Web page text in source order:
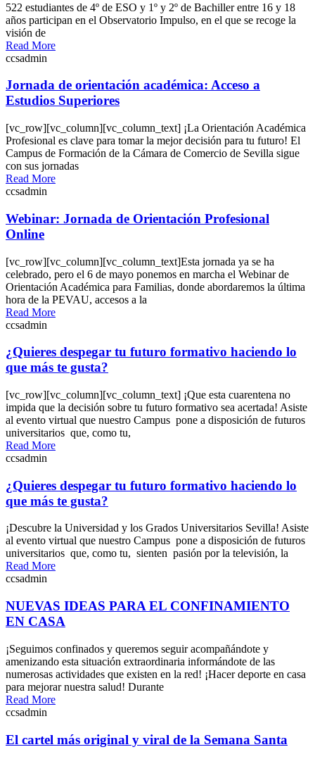
522 estudiantes de 4º de ESO y 1º y 2º de Bachiller entre 16 y 18
años participan en el Observatorio Impulso, en el que se recoge la
visión de
Read More
ccsadmin
Jornada de orientación académica: Acceso a
Estudios Superiores
[vc_row][vc_column][vc_column_text] ¡La Orientación Académica
Profesional es clave para tomar la mejor decisión para tu futuro! El
Campus de Formación de la Cámara de Comercio de Sevilla sigue
con sus jornadas
Read More
ccsadmin
Webinar: Jornada de Orientación Profesional
Online
[vc_row][vc_column][vc_column_text]Esta jornada ya se ha
celebrado, pero el 6 de mayo ponemos en marcha el Webinar de
Orientación Académica para Familias, donde abordaremos la última
hora de la PEVAU, accesos a la
Read More
ccsadmin
¿Quieres despegar tu futuro formativo haciendo lo
que más te gusta?
[vc_row][vc_column][vc_column_text] ¡Que esta cuarentena no
impida que la decisión sobre tu futuro formativo sea acertada! Asiste
al evento virtual que nuestro Campus pone a disposición de futuros
universitarios que, como tu,
Read More
ccsadmin
¿Quieres despegar tu futuro formativo haciendo lo
que más te gusta?
¡Descubre la Universidad y los Grados Universitarios Sevilla! Asiste
al evento virtual que nuestro Campus pone a disposición de futuros
universitarios que, como tu, sienten pasión por la televisión, la
Read More
ccsadmin
NUEVAS IDEAS PARA EL CONFINAMIENTO
EN CASA
¡Seguimos confinados y queremos seguir acompañándote y
amenizando esta situación extraordinaria informándote de las
numerosas actividades que existen en la red! ¡Hacer deporte en casa
para mejorar nuestra salud! Durante
Read More
ccsadmin
El cartel más original y viral de la Semana Santa